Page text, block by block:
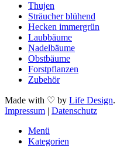
Thujen
Sträucher blühend
Hecken immergrün
Laubbäume
Nadelbäume
Obstbäume
Forstpflanzen
Zubehör
Made with ♡ by Life Design.
Impressum | Datenschutz
Menü
Kategorien